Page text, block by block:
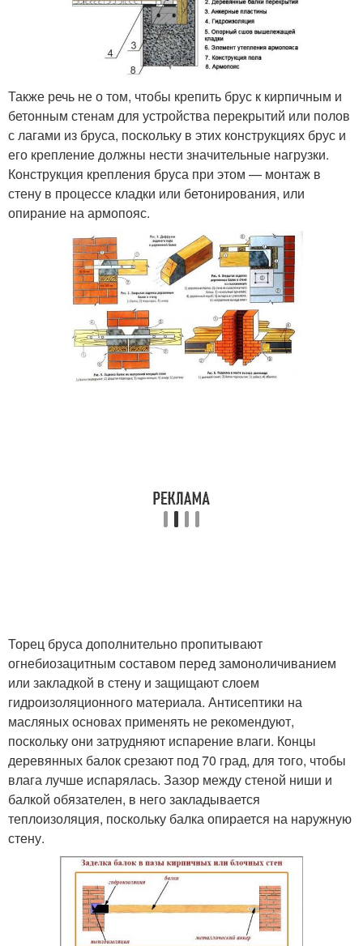
Также речь не о том, чтобы крепить брус к кирпичным и
бетонным стенам для устройства перекрытий или полов
с лагами из бруса, поскольку в этих конструкциях брус и
его крепление должны нести значительные нагрузки.
Конструкция крепления бруса при этом — монтаж в
стену в процессе кладки или бетонирования, или
опирание на армопояс.
Торец бруса дополнительно пропитывают
огнебиозацитным составом перед замоноличиванием
или закладкой в стену и защищают слоем
гидроизоляционного материала. Антисептики на
масляных основах применять не рекомендуют,
поскольку они затрудняют испарение влаги. Концы
деревянных балок срезают под 70 град, для того, чтобы
влага лучше испарялась. Зазор между стеной ниши и
балкой обязателен, в него закладывается
теплоизоляция, поскольку балка опирается на наружную
стену.